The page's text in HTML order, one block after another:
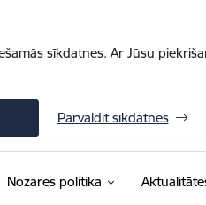
sīkdatnes. Ar Jūsu
Pārvaldīt sīkdatnes
Nozares politika